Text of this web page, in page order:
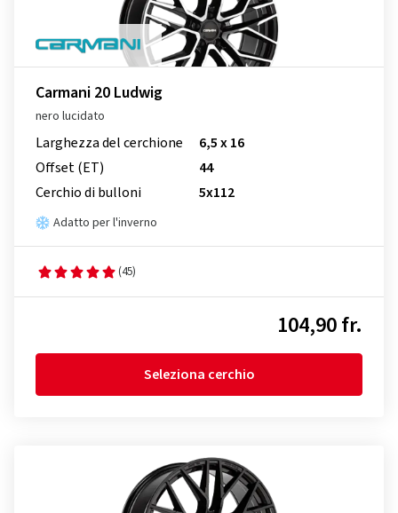
Carmani 20 Ludwig
nero lucidato
Larghezza del cerchione
6,5 x 16
Offset (ET)
44
Cerchio di bulloni
5x112
Adatto per l'inverno
(45)
104,90 fr.
Seleziona cerchio